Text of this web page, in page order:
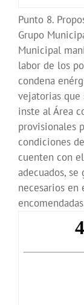
Punto 8.
Grupo
Municipal
labor de los
condena
vejatorias que
inste al Área
provisionales
condiciones
cuenten con
adecuados,
necesarios